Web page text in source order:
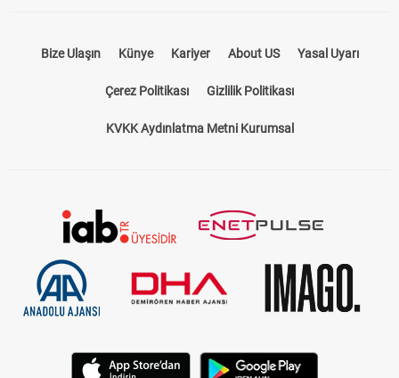
Bize Ulaşın Künye Kariyer About US Yasal Uyarı
Çerez Politikası Gizlilik Politikası
KVKK Aydınlatma Metni Kurumsal